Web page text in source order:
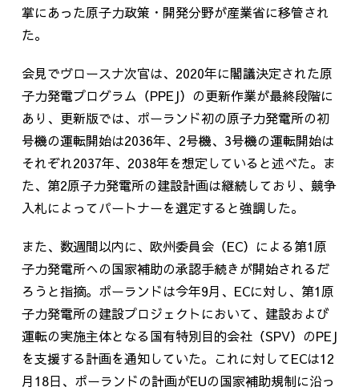
掌にあった原子力政策・開発分野が産業省に移管され
た。
会見でヴロースナ次官は、 2020年に閣議決定された原
子力発電プログラム（PPEJ）の更新作業が最終段階に
あり、更新版では、ポーランド初の原子力発電所の初
号機の運転開始は2036年、 2号機、 3号機の運転開始は
それぞれ2037年、 2038年を想定していると述べた。ま
た、第2原子力発電所の建設計画は継続しており、競争
入札によってパートナーを選定すると強調した。
また、数週間以内に、欧州委員会（EC）による第1原
子力発電所への国家補助の承認手続きが開始されるだ
ろうと指摘。ポーランドは今年9月、ECに対し、第1原
子力発電所の建設プロジェクトにおいて、建設および
運転の実施主体となる国有特別目的会社（SPV）のPEJ
を支援する計画を通知していた。これに対してECは12
月18日、ポーランドの計画がEUの国家補助規制に沿っ